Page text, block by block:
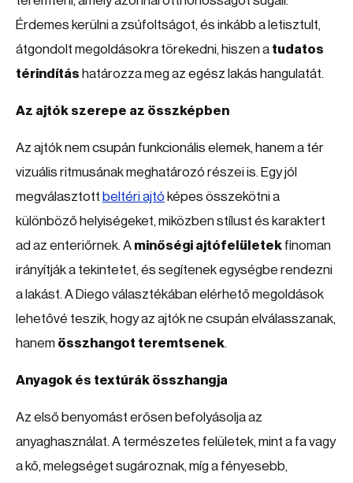
Érdemes kerülni a zsúfoltságot, és inkább a letisztult,
átgondolt megoldásokra törekedni, hiszen a tudatos
térindítás határozza meg az egész lakás hangulatát.
Az ajtók szerepe az összképben
Az ajtók nem csupán funkcionális elemek, hanem a tér
vizuális ritmusának meghatározó részei is. Egy jól
megválasztott beltéri ajtó képes összekötni a
különböző helyiségeket, miközben stílust és karaktert
ad az enteriőrnek. A minőségi ajtófelületek finoman
irányítják a tekintetet, és segítenek egységbe rendezni
a lakást. A Diego választékában elérhető megoldások
lehetővé teszik, hogy az ajtók ne csupán elválasszanak,
hanem összhangot teremtsenek.
Anyagok és textúrák összhangja
Az első benyomást erősen befolyásolja az
anyaghasználat. A természetes felületek, mint a fa vagy
a kő, melegséget sugároznak, míg a fényesebb,